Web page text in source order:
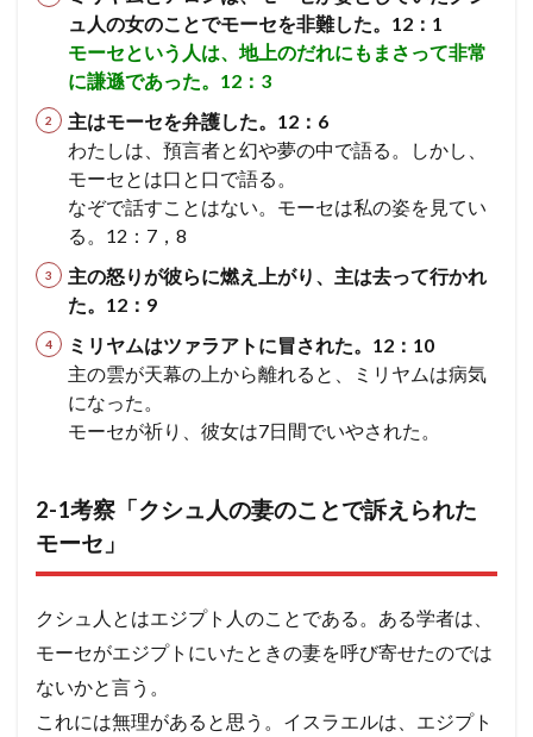
を偵
察す
る
民数
記
13、
14
章
3.1
3-1考
「カ
ナン
を偵
察し
た結
果、
戦意
民」
4 レ
がア
とモ
ーセ
ち向
ュ人の女のことでモーセを非難した。12：1
モーセという人は、地上のだれにもまさって非常
に謙遜であった。12：3
主はモーセを弁護した。12：6
わたしは、預言者と幻や夢の中で語る。しかし、
モーセとは口と口で語る。
なぞで話すことはない。モーセは私の姿を見てい
る。12：7，8
主の怒りが彼らに燃え上がり、主は去って行かれ
た。12：9
ミリヤムはツァラアトに冒された。12：10
主の雲が天幕の上から離れると、ミリヤムは病気
になった。
モーセが祈り、彼女は7日間でいやされた。
2-1考察「クシュ人の妻のことで訴えられた
モーセ」
クシュ人とはエジプト人のことである。ある学者は、
モーセがエジプトにいたときの妻を呼び寄せたのでは
ないかと言う。
これには無理があると思う。イスラエルは、エジプト
シュネムの女
ウジヤ 約束
ヨセフ
処女マリヤ
報い 病気のいやし
異邦人
アハブ
ナアマン アザルヤ
人間の創造
エジプト
誕生 審判
最後の晩餐
計画 殉教
第３回伝道旅行
かぶり物
アハズ
知恵の木の実 奴隷 アビヤ
天国
エルサレム
聖餐 励ます 罪
神
聖書
祈り
預言 レハブアム ヤロブアム
シェバの女王
神殿 知恵 契約
ききん
遺言